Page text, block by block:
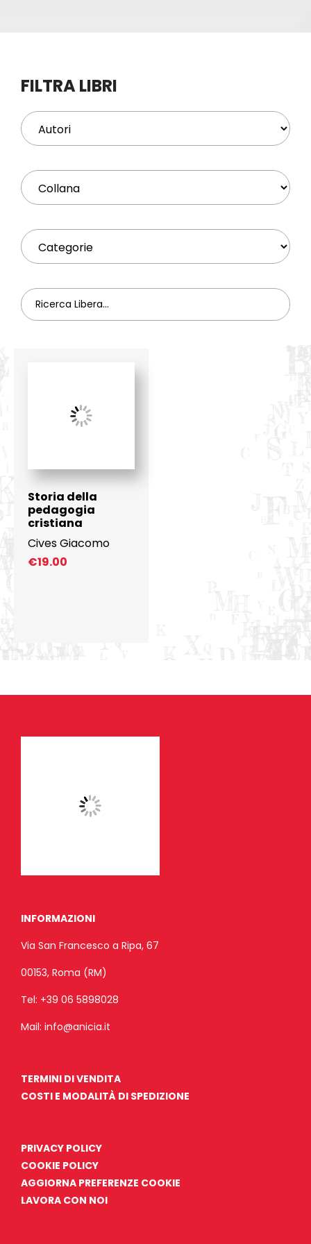
Profilo
FILTRA LIBRI
Storia della
pedagogia
cristiana
Cives Giacomo
€19.00
INFORMAZIONI
Via San Francesco a Ripa, 67
00153, Roma (RM)
Tel: +39 06 5898028
Mail: info@anicia.it
TERMINI DI VENDITA
COSTI E MODALITÀ DI SPEDIZIONE
PRIVACY POLICY
COOKIE POLICY
AGGIORNA PREFERENZE COOKIE
LAVORA CON NOI